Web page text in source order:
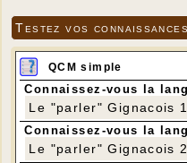
LACROIX -
Francine LIÉBUS
Testez vos
QCM simple
Connaissez-vous la
Le "parler" Gignacois 1
Connaissez-vous la
Le "parler" Gignacois 2